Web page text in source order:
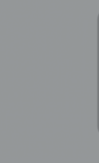
Après 12 ans
Mon